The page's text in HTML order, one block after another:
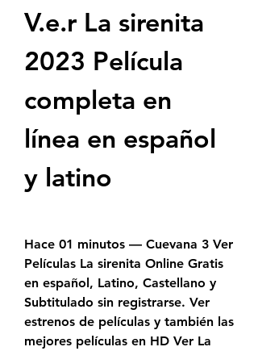
V.e.r La sirenita
2023 Película
completa en
línea en español
y latino
Hace 01 minutos — Cuevana 3 Ver
Películas La sirenita Online Gratis
en español, Latino, Castellano y
Subtitulado sin registrarse. Ver
estrenos de películas y también las
mejores películas en HD Ver La